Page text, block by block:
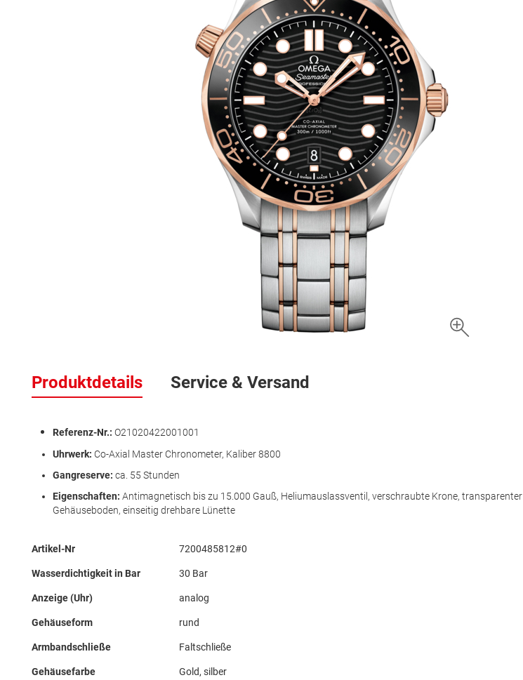
der
Bildergalerie
Produktdetails
Referenz-Nr.: O21020422001001
Uhrwerk: Co-Axial Master Chronometer, Kaliber 8800
Gangreserve: ca. 55 Stunden
Eigenschaften: Antimagnetisch bis zu 15.000 Gauß, Heliumauslassventil, verschraubte Krone, transparenter
Gehäuseboden, einseitig drehbare Lünette
Mehr
Artikel-Nr 7200485812#0
Wasserdichtigkeit in Bar 30 Bar
Anzeige (Uhr) analog
Gehäuseform rund
Armbandschließe Faltschließe
Gehäusefarbe Gold, silber
Service & Versand